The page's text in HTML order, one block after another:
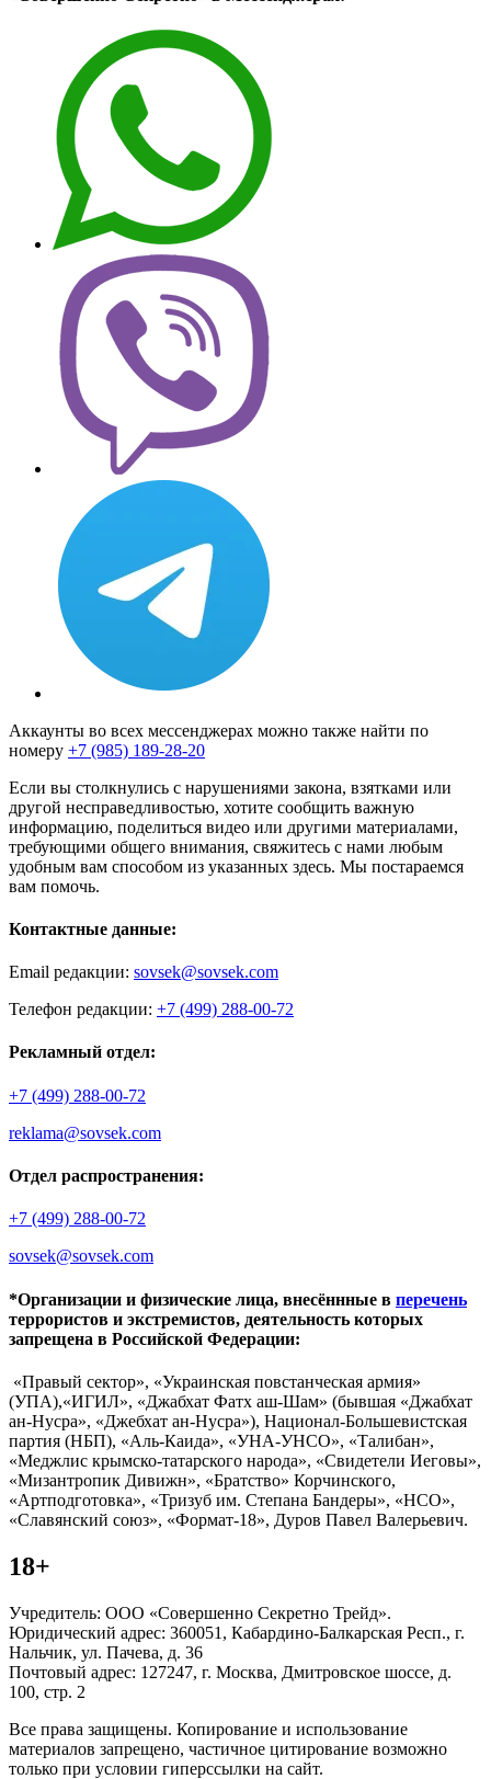
Аккаунты во всех мессенджерах можно также найти по
номеру +7 (985) 189-28-20
Если вы столкнулись с нарушениями закона, взятками или
другой несправедливостью, хотите сообщить важную
информацию, поделиться видео или другими материалами,
требующими общего внимания, свяжитесь с нами любым
удобным вам способом из указанных здесь. Мы постараемся
вам помочь.
Контактные данные:
Email редакции: sovsek@sovsek.com
Телефон редакции: +7 (499) 288-00-72
Рекламный отдел:
+7 (499) 288-00-72
reklama@sovsek.com
Отдел распространения:
+7 (499) 288-00-72
sovsek@sovsek.com
*Организации и физические лица, внесённные в перечень
террористов и экстремистов, деятельность которых
запрещена в Российской Федерации:
«Правый сектор», «Украинская повстанческая армия»
(УПА),«ИГИЛ», «Джабхат Фатх аш-Шам» (бывшая «Джабхат
ан-Нусра», «Джебхат ан-Нусра»), Национал-Большевистская
партия (НБП), «Аль-Каида», «УНА-УНСО», «Талибан»,
«Меджлис крымско-татарского народа», «Свидетели Иеговы»,
«Мизантропик Дивижн», «Братство» Корчинского,
«Артподготовка», «Тризуб им. Степана Бандеры», «НСО»,
«Славянский союз», «Формат-18», Дуров Павел Валерьевич.
18+
Учредитель: ООО «Совершенно Секретно Трейд».
Юридический адрес: 360051, Кабардино-Балкарская Респ., г.
Нальчик, ул. Пачева, д. 36
Почтовый адрес: 127247, г. Москва, Дмитровское шоссе, д.
100, стр. 2
Все права защищены. Копирование и использование
материалов запрещено, частичное цитирование возможно
только при условии гиперссылки на сайт.